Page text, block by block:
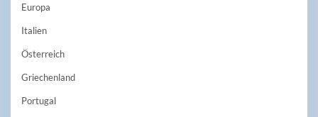
Europa
Italien
Österreich
Griechenland
Portugal